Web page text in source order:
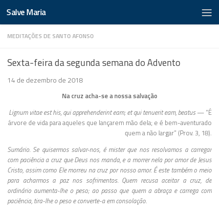
Salve Maria
MEDITAÇÕES DE SANTO AFONSO
Sexta-feira da segunda semana do Advento
14 de dezembro de 2018
Na cruz acha-se a nossa salvação
Lignum vitae est his, qui apprehenderint eam; et qui tenuerit eam, beatus— “É
árvore de vida para aqueles que lançarem mão dela; e é bem-aventurado
quem a não largar” (Prov. 3, 18).
Sumário. Se quisermos salvar-nos, é mister que nos resolvamos a carregar
com paciência a cruz que Deus nos manda, e a morrer nela por amor de Jesus
Cristo, assim como Ele morreu na cruz por nosso amor. É este também o meio
para acharmos a paz nos sofrimentos. Quem recusa aceitar a cruz, de
ordinário aumenta-lhe o peso; ao passo que quem a abraça e carrega com
paciência, tira-lhe o peso e converte-a em consolação.